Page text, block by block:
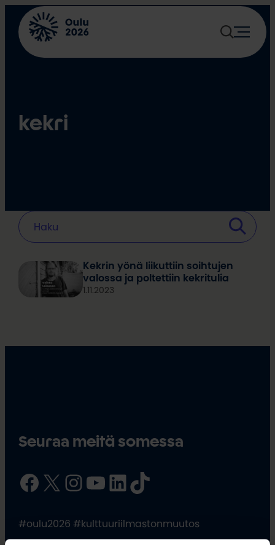
Siirry
sisältöön
kekri
Kekrin yönä liikuttiin soihtujen
valossa ja poltettiin kekritulia
1.11.2023
Seuraa meitä somessa
Facebook X InstagramYouTube LinkedIn TikTok
#oulu2026 #kulttuuriilmastonmuutos